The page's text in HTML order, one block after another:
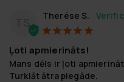
TS Therése S.
Ļoti apmierināts!
Mans dēls ir ļoti
Turklāt ātra piegāde.